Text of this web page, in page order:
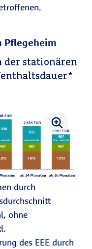
Pflegeheim
der stationären
durch
ohne
des EEE durch